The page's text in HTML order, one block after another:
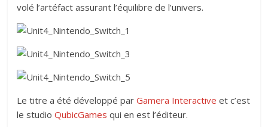
volé l’artéfact assurant l’équilibre de l’univers.
Le titre a été développé parGamera Interactive et c’est
le studioQubicGames qui en est l’éditeur.